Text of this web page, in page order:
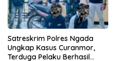
Satreskrim Polres Ngada
Ungkap Kasus Curanmor,
Terduga Pelaku Berhasil